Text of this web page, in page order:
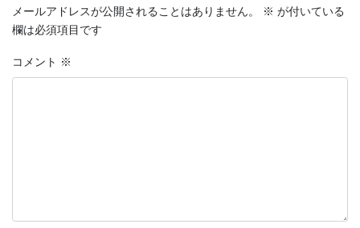
メールアドレスが公開されることはありません。 ※ が付いている
欄は必須項目です
コメント ※